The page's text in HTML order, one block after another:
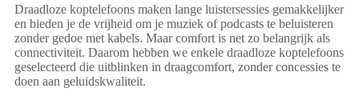
Draadloze koptelefoons maken lange luistersessies gemakkelijker
en bieden je de vrijheid om je muziek of podcasts te beluisteren
zonder gedoe met kabels. Maar comfort is net zo belangrijk als
connectiviteit. Daarom hebben we enkele draadloze koptelefoons
geselecteerd die uitblinken in draagcomfort, zonder concessies te
doen aan geluidskwaliteit.